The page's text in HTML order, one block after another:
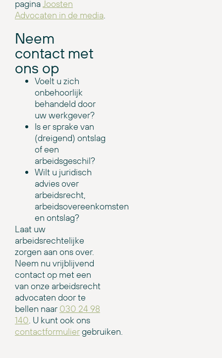
paginaJoosten
Advocaten in de media.
Neem
contact met
ons op
Voelt u zich
onbehoorlijk
behandeld door
uw werkgever?
Is er sprake van
(dreigend) ontslag
of een
arbeidsgeschil?
Wilt u juridisch
advies over
arbeidsrecht,
arbeidsovereenkomsten
en ontslag?
Laat uw
arbeidsrechtelijke
zorgen aan ons over.
Neem nu vrijblijvend
contact op met een
van onze arbeidsrecht
advocaten door te
bellen naar 030 24 98
140. U kunt ook ons
contactformuliergebruiken.